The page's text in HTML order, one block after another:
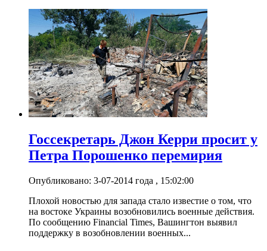
Госсекретарь Джон Керри просит у
Петра Порошенко перемирия
Опубликовано: 3-07-2014 года , 15:02:00
Плохой новостью для запада стало известие о том, что
на востоке Украины возобновились военные действия.
По сообщению Financial Times, Вашингтон выявил
поддержку в возобновлении военных...